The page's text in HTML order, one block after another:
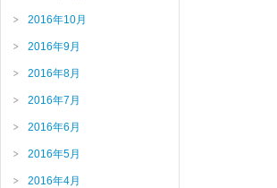
2016年10月
2016年9月
2016年8月
2016年7月
2016年6月
2016年5月
2016年4月